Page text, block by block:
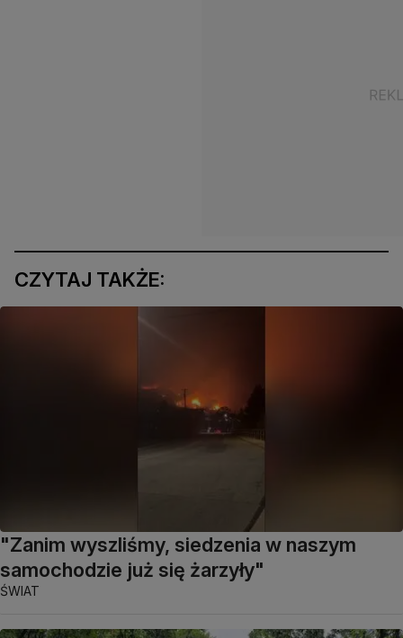
CZYTAJ TAKŻE:
"Zanim wyszliśmy, siedzenia w naszym
samochodzie już się żarzyły"
ŚWIAT